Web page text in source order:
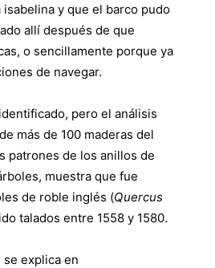
isabelina y que el barco pudo
allí después de que
o sencillamente porque ya
de navegar.
pero el análisis
más de 100 maderas del
patrones de los anillos de
muestra que fue
de roble inglés (Quercus
talados entre 1558 y 1580.
se explica en